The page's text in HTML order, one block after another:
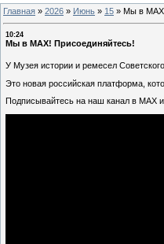
Главная » 2026 » Июнь » 15 » Мы в
10:24
Мы в MAX! Присоединяйтесь!
У Музея истории и ремесел
Это новая российская платформа,
Подписывайтесь на наш канал в MAX